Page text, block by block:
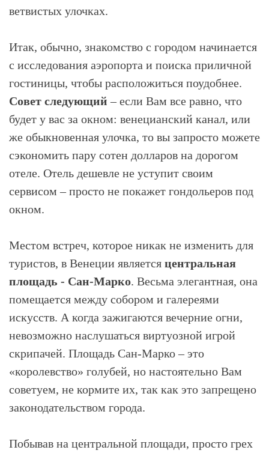
ветвистых улочках.
Итак, обычно, знакомство с городом начинается
с исследования аэропорта и поиска приличной
гостиницы, чтобы расположиться поудобнее.
Совет следующий – если Вам все равно, что
будет у вас за окном: венецианский канал, или
же обыкновенная улочка, то вы запросто можете
сэкономить пару сотен долларов на дорогом
отеле. Отель дешевле не уступит своим
сервисом – просто не покажет гондольеров под
окном.
Местом встреч, которое никак не изменить для
туристов, в Венеции является центральная
площадь - Сан-Марко. Весьма элегантная, она
помещается между собором и галереями
искусств. А когда зажигаются вечерние огни,
невозможно наслушаться виртуозной игрой
скрипачей. Площадь Сан-Марко – это
«королевство» голубей, но настоятельно Вам
советуем, не кормите их, так как это запрещено
законодательством города.
Побывав на центральной площади, просто грех